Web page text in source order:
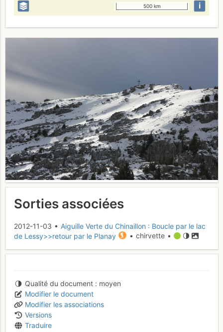
500 km i
Sorties associées
2012-11-03 • Aiguille Verte du Chinaillon : Boucle par le lac
de Lessy>>retour par le Planay
• chirvette •
Qualité du document
moyen
Modifier le document
Modifier les associations
Versions
Traduire